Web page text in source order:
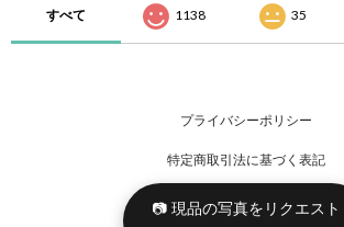
すべて 1138 35
プライバシーポリシー
特定商取引法に基づく表記
📷 現品の写真をリクエスト